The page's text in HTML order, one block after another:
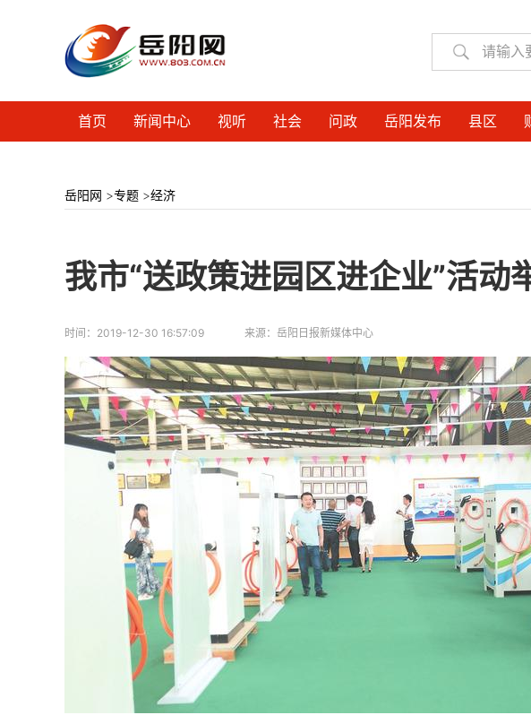
首页 新闻中心 视听 社会 问政 岳阳发布 县区
岳阳网 >专题 >经济
我市“送政策进园区进企业”活动
时间： 2019-12-30 16:57:09 来源： 岳阳日报新媒体中心